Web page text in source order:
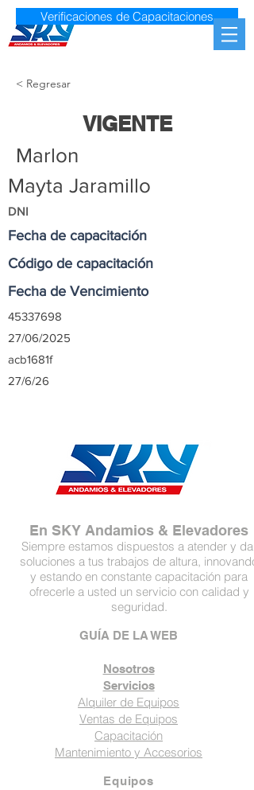
Verificaciones de Capacitaciones
< Regresar
VIGENTE
Marlon
Mayta Jaramillo
DNI
Fecha de capacitación
Código de capacitación
Fecha de Vencimiento
45337698
27/06/2025
acb1681f
27/6/26
En SKY Andamios & Elevadores
Siempre estamos dispuestos a atender y dar
soluciones a tus trabajos de altura, innovando
y estando en constante capacitación para
ofrecerle a usted un servicio con calidad y
seguridad.
GUÍA DE LA WEB
Nosotros
Servicios
Alquiler de Equipos
Ventas de Equipos
Capacitación
Mantenimiento y Accesorios
Equipos